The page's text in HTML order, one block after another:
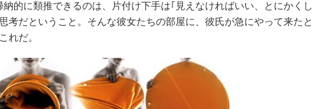
的に類推できるのは、片付け下手は｢見えなければいい、とにかくし
考だということ。そんな彼女たちの部屋に、彼氏が急にやって来たと
れだ。